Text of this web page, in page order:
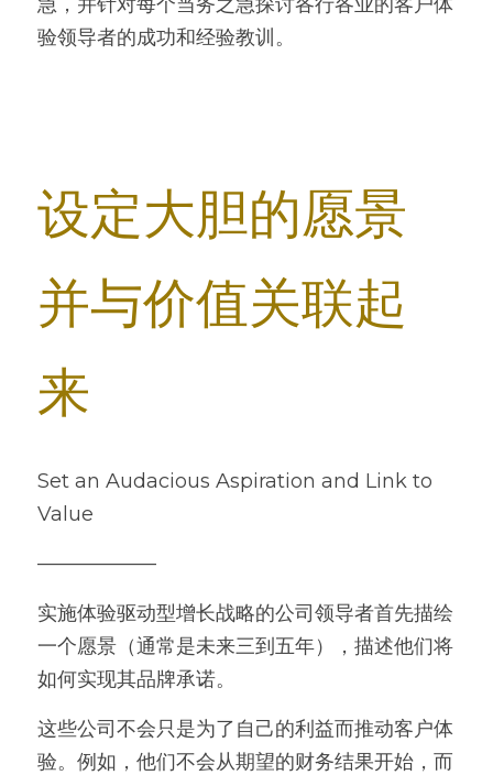
验领导者的成功和经验教训。
设定大胆的愿景
并与价值关联起
来
Set an Audacious Aspiration and Link to
Value
——————
实施体验驱动型增长战略的公司领导者首先描绘
一个愿景（通常是未来三到五年），描述他们将
如何实现其品牌承诺。
这些公司不会只是为了自己的利益而推动客户体
验。例如，他们不会从期望的财务结果开始，而